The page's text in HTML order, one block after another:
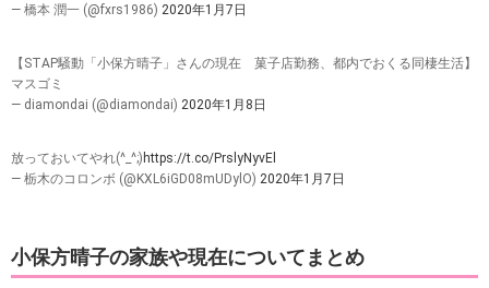
— 橋本 潤一 (@fxrs1986) 2020年1月7日
【STAP騒動「小保方晴子」さんの現在 菓子店勤務、都内でおくる同棲生活】
マスゴミ
— diamondai (@diamondai) 2020年1月8日
放っておいてやれ(^_^;) https://t.co/PrslyNyvEl
— 栃木のコロンボ (@KXL6iGD08mUDylO) 2020年1月7日
小保方晴子の家族や現在についてまとめ